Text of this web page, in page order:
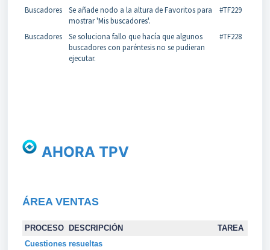
Buscadores
Se añade nodo a la altura de Favoritos para
mostrar 'Mis buscadores'.
#TF229
Buscadores
Se soluciona fallo que hacía que algunos
buscadores con paréntesis no se pudieran
ejecutar.
#TF228
AHORA TPV
ÁREA VENTAS
PROCESO DESCRIPCIÓN
TAREA
Cuestiones resueltas